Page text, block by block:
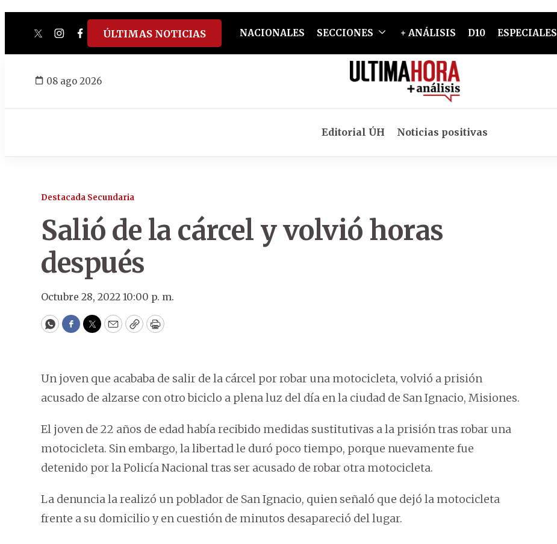
twitterinstagram
facebook
tiktokyoutube
spotify
ÚLTIMAS NOTICIAS NACIONALES SECCIONES + ANÁLISIS D10 ESPECIALES
08 ago 2026
Editorial ÚH Noticias positivas
Destacada Secundaria
Salió de la cárcel y volvió horas
después
Octubre 28, 2022 10:00 p. m.
WhatsApp
Facebook
Twitter
EmailCopyPrint
Un joven que acababa de salir de la cárcel por robar una motocicleta, volvió a prisión
acusado de alzarse con otro biciclo a plena luz del día en la ciudad de San Ignacio, Misiones.
El joven de 22 años de edad había recibido medidas sustitutivas a la prisión tras robar una
motocicleta. Sin embargo, la libertad le duró poco tiempo, porque nuevamente fue
detenido por la Policía Nacional tras ser acusado de robar otra motocicleta.
La denuncia la realizó un poblador de San Ignacio, quien señaló que dejó la motocicleta
frente a su domicilio y en cuestión de minutos desapareció del lugar.